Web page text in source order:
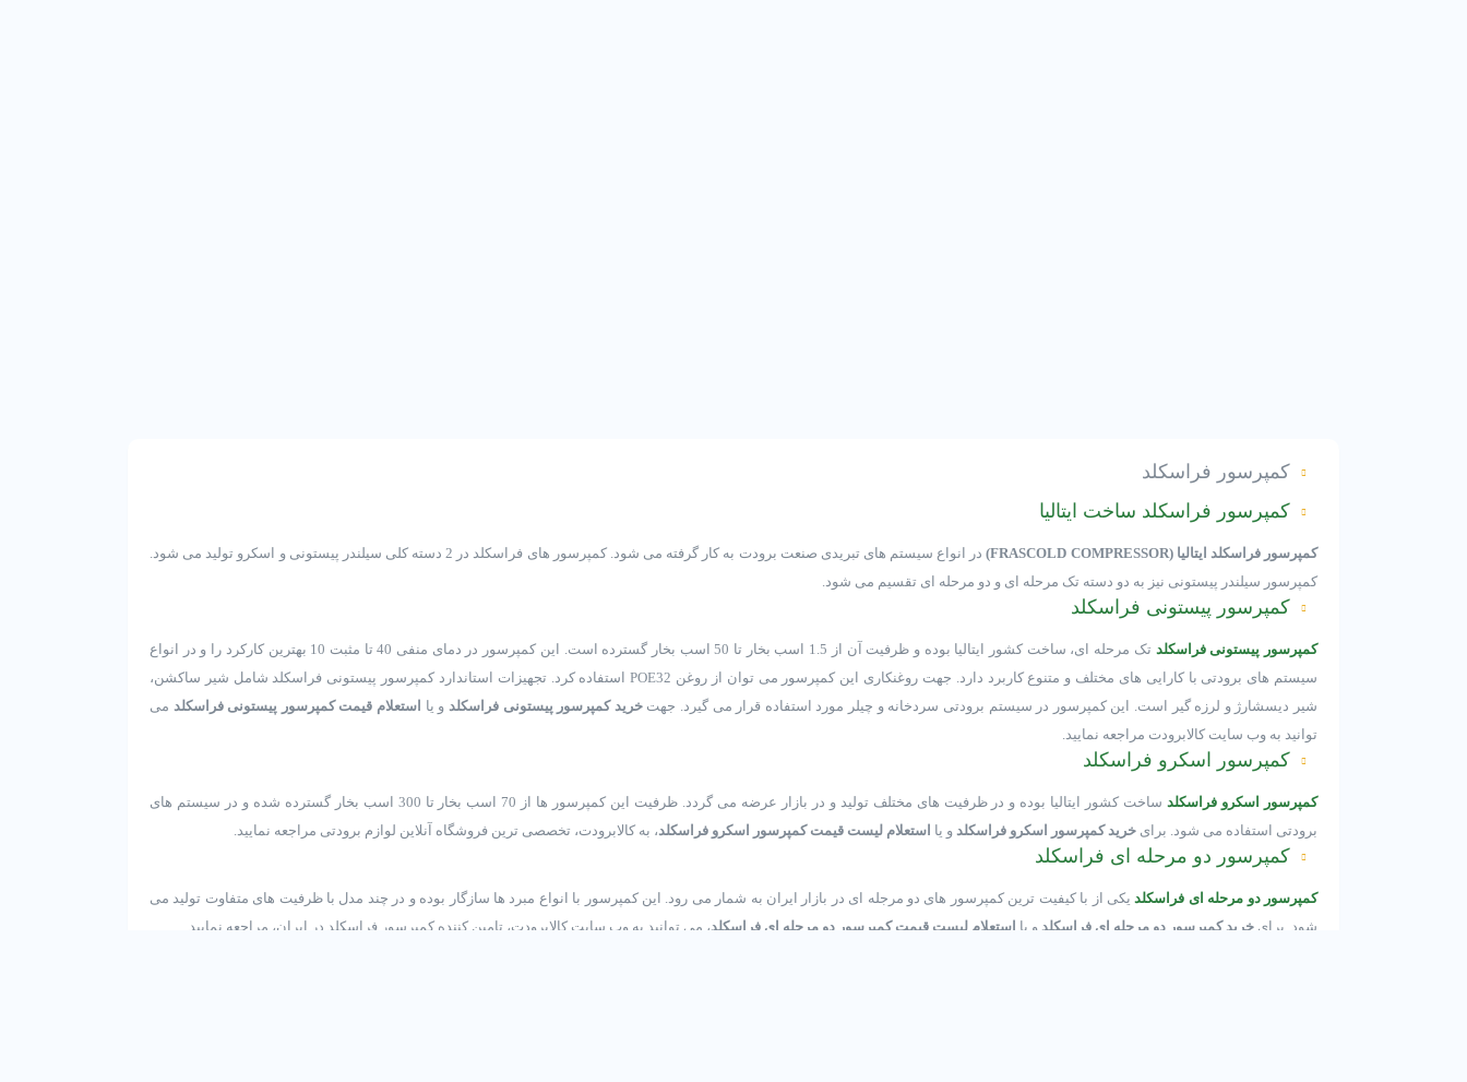
کمپرسور فراسکلد
کمپرسور فراسکلد ساخت ایتالیا
کمپرسور فراسکلد ایتالیا (FRASCOLD COMPRESSOR)
در انواع سیستم های تبریدی صنعت برودت به کار گرفته می شود. کمپرسور های فراسکلد در 2 دسته کلی سیلندر پیستونی و اسکرو تولید می شود.
کمپرسور سیلندر پیستونی نیز به دو دسته تک مرحله ای و دو مرحله ای تقسیم می شود.
کمپرسور پیستونی فراسکلد
کمپرسور پیستونی فراسکلد
تک مرحله ای، ساخت کشور ایتالیا بوده و ظرفیت آن از 1.5 اسب بخار تا 50 اسب بخار گسترده است. این کمپرسور در دمای منفی 40 تا مثبت 10 بهترین کارکرد را و در انواع
سیستم های برودتی با کارایی های مختلف و متنوع کاربرد دارد. جهت روغنکاری این کمپرسور می توان از روغن POE32 استفاده کرد. تجهیزات استاندارد کمپرسور پیستونی فراسکلد شامل شیر ساکشن،
شیر دیسشارژ و لرزه گیر است. این کمپرسور در سیستم برودتی سردخانه و چیلر مورد استفاده قرار می گیرد. جهتخرید کمپرسور پیستونی فراسکلد و یا استعلام قیمت کمپرسور پیستونی فراسکلد می
توانید به وب سایت کالابرودت مراجعه نمایید.
کمپرسور اسکرو فراسکلد
کمپرسور اسکرو فراسکلد
ساخت کشور ایتالیا بوده و در ظرفیت های مختلف تولید و در بازار عرضه می گردد. ظرفیت این کمپرسور ها از 70 اسب بخار تا 300 اسب بخار گسترده شده و در سیستم های
برودتی استفاده می شود. برای خرید کمپرسور اسکرو فراسکلد و یا استعلام لیست قیمت کمپرسور اسکرو فراسکلد، به کالابرودت، تخصصی ترین فروشگاه آنلاین لوازم برودتی مراجعه نمایید.
کمپرسور دو مرحله ای فراسکلد
کمپرسور دو مرحله ای فراسکلدیکی از با کیفیت ترین کمپرسور های دو مرجله ای در بازار ایران به شمار می رود. این کمپرسور با انواع مبرد ها سازگار بوده و در چند مدل با ظرفیت های متفاوت تولید می
شود. برای خرید کمپرسور دو مرحله ای فراسکلد و یا استعلام لیست قیمت کمپرسور دو مرحله ای فراسکلد، می توانید به وب سایت کالابرودت، تامین کننده کمپرسور فراسکلد در ایران، مراجعه نمایید.